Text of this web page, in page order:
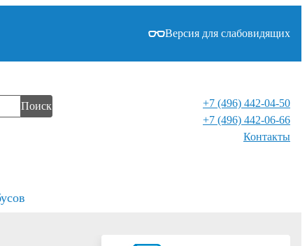
Версия для слабовидящих
Поиск
+7 (496) 442-04-50
+7 (496) 442-06-66
Контакты⁠